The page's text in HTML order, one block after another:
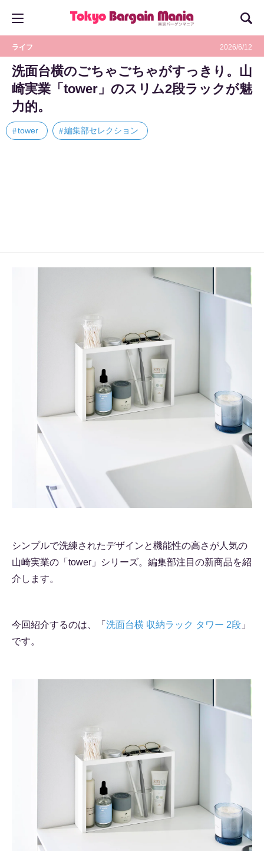
ライフ 2026/6/12
洗面台横のごちゃごちゃがすっきり。山
崎実業「tower」のスリム2段ラックが魅
力的。
tower 編集部セレクション
シンプルで洗練されたデザインと機能性の高さが人気の
山崎実業の「tower」シリーズ。編集部注目の新商品を紹
介します。
今回紹介するのは、「 洗面台横 収納ラック タワー 2段 」
です。